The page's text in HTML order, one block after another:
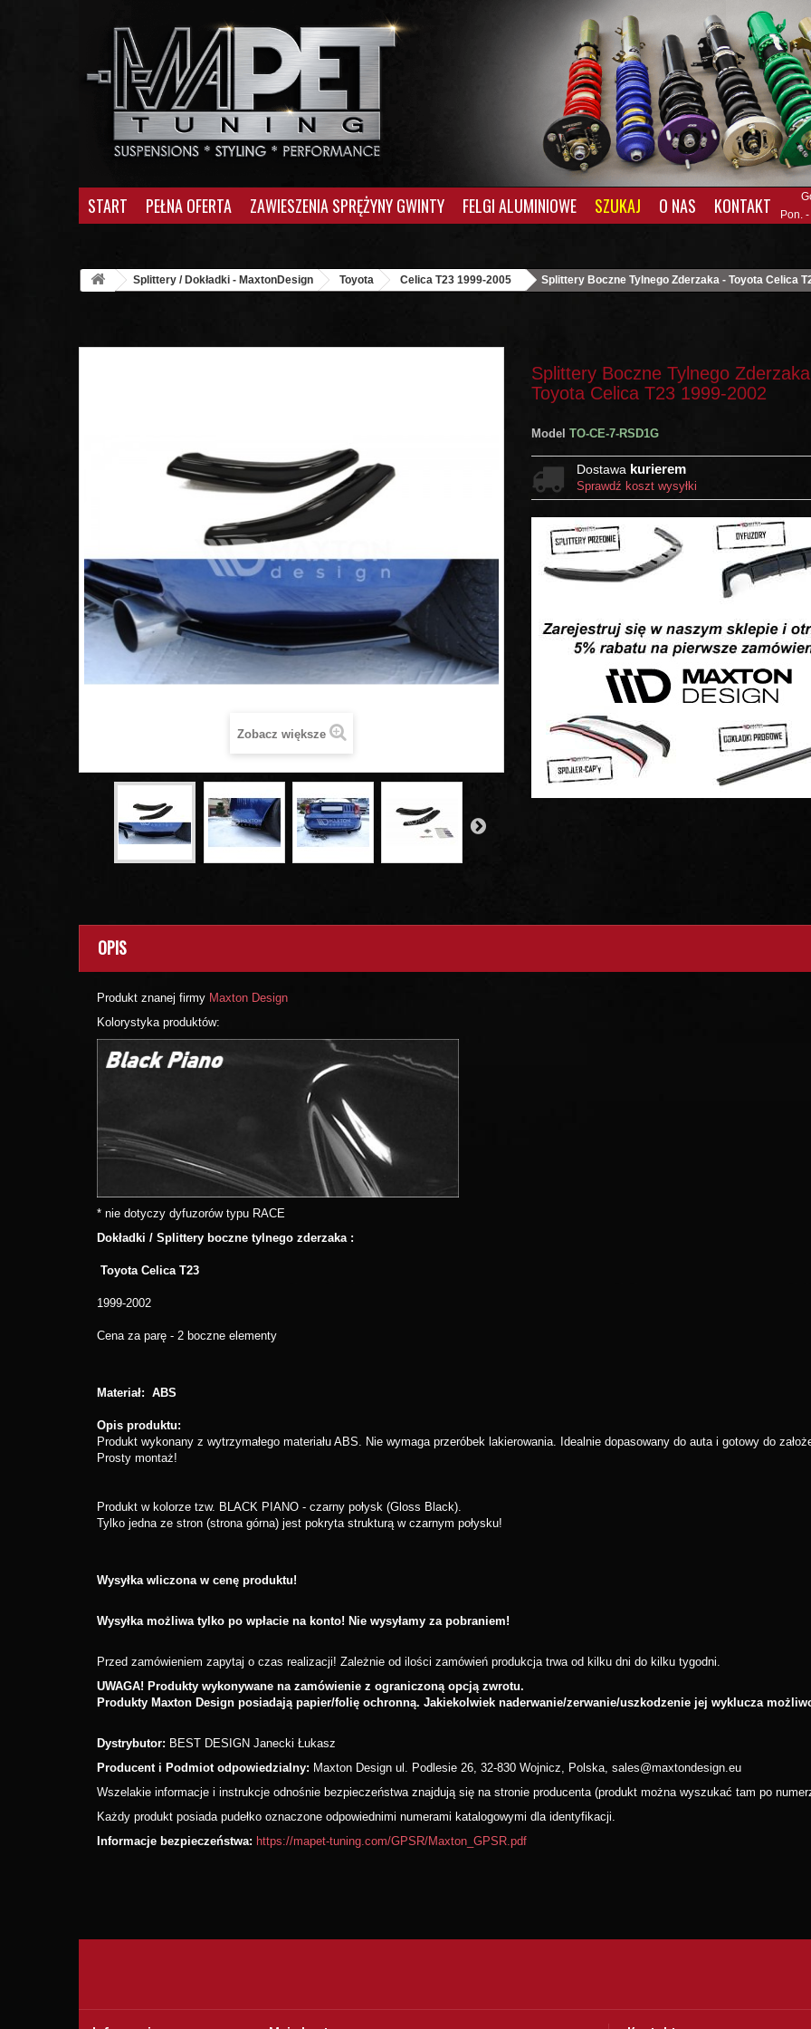
START PEŁNA OFERTA ZAWIESZENIA SPRĘŻYNY GWINTY FELGI ALUMINIOWE SZUKAJ O NAS KONTAKT
Pon.
Splittery / Dokładki - MaxtonDesign Toyota Celica T23 1999-2005 Splittery Boczne Tylnego Zderzaka - Toyota Celica
Zobacz większe
Splittery Boczne Tylnego
Toyota Celica T23 1999-2002
Model TO-CE-7-RSD1G
Dostawa kurierem
Sprawdź koszt wysyłki
OPIS
Produkt znanej firmy Maxton Design
Kolorystyka produktów:
* nie dotyczy dyfuzorów typu RACE
Dokładki / Splittery boczne tylnego zderzaka :
Toyota Celica T23
1999-2002
Cena za parę - 2 boczne elementy
Materiał: ABS
Opis produktu:
Produkt wykonany z wytrzymałego materiału ABS. Nie wymaga przeróbek lakierowania. Idealnie dopasowany do auta i gotowy do
Prosty montaż!
Produkt w kolorze tzw. BLACK PIANO - czarny połysk (Gloss Black).
Tylko jedna ze stron (strona górna) jest pokryta strukturą w czarnym połysku!
Wysyłka wliczona w cenę produktu!
Wysyłka możliwa tylko po wpłacie na konto! Nie wysyłamy za pobraniem!
Przed zamówieniem zapytaj o czas realizacji! Zależnie od ilości zamówień produkcja trwa od kilku dni do kilku tygodni.
UWAGA! Produkty wykonywane na zamówienie z ograniczoną opcją zwrotu.
Produkty Maxton Design posiadają papier/folię ochronną. Jakiekolwiek naderwanie/zerwanie/uszkodzenie jej wyklucza
Dystrybutor: BEST DESIGN Janecki Łukasz
Producent i Podmiot odpowiedzialny: Maxton Design ul. Podlesie 26, 32-830 Wojnicz, Polska, sales@maxtondesign.eu
Wszelakie informacje i instrukcje odnośnie bezpieczeństwa znajdują się na stronie producenta (produkt można wyszukać tam po
Każdy produkt posiada pudełko oznaczone odpowiednimi numerami katalogowymi dla identyfikacji.
Informacje bezpieczeństwa: https://mapet-tuning.com/GPSR/Maxton_GPSR.pdf